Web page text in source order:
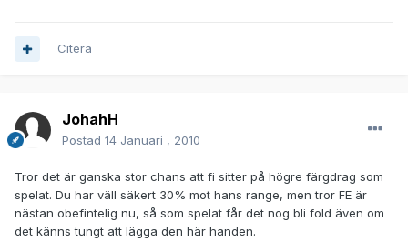
Citera
JohahH
Postad 14 Januari , 2010
Tror det är ganska stor chans att fi sitter på högre färgdrag som
spelat. Du har väll säkert 30% mot hans range, men tror FE är
nästan obefintelig nu, så som spelat får det nog bli fold även om
det känns tungt att lägga den här handen.